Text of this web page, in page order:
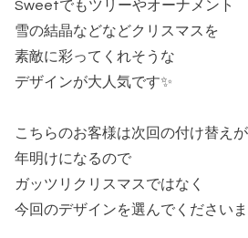
Sweetでもツリーやオーナメント
雪の結晶などなどクリスマスを
素敵に彩ってくれそうな
デザインが大人気です✨
こちらのお客様は次回の付け替えが
年明けになるので
ガッツリクリスマスではなく
今回のデザインを選んでください